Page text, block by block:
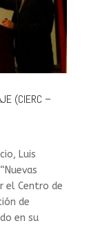
(CIERC –
Luis
el Centro de
de
en su